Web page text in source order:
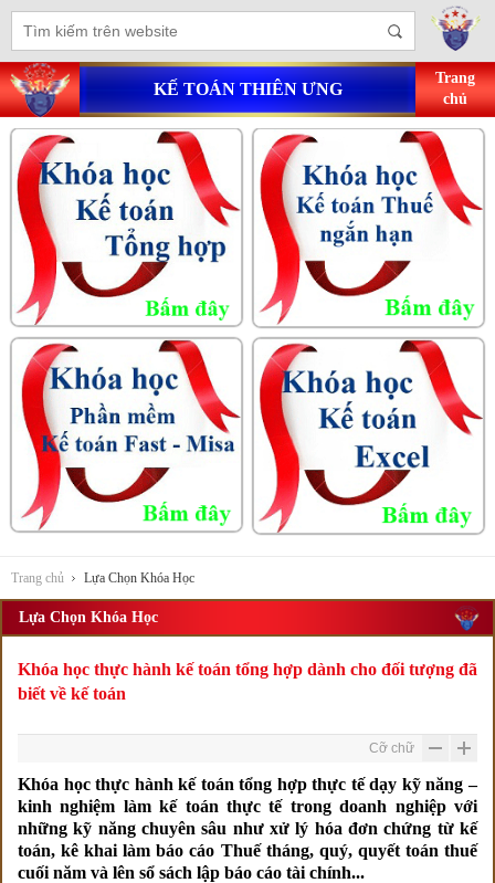
KẾ TOÁN THIÊN ƯNG
Trang
chủ
Trang chủ Lựa Chọn Khóa Học
Lựa Chọn Khóa Học
Khóa học thực hành kế toán tổng hợp dành cho đối tượng đã
biết về kế toán
Cỡ chữ
Khóa học thực hành kế toán tổng hợp thực tế dạy kỹ năng –
kinh nghiệm làm kế toán thực tế trong doanh nghiệp với
những kỹ năng chuyên sâu như xử lý hóa đơn chứng từ kế
toán, kê khai làm báo cáo Thuế tháng, quý, quyết toán thuế
cuối năm và lên sổ sách lập báo cáo tài chính...